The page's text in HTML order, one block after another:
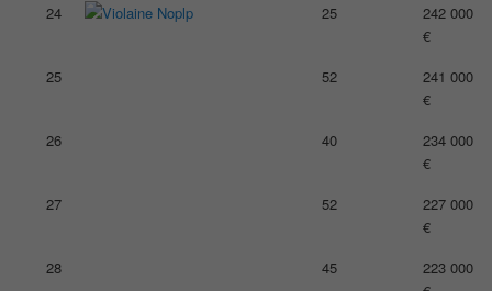
24
25
242 000
€
25
52
241 000
€
26
40
234 000
€
27
52
227 000
€
28
45
223 000